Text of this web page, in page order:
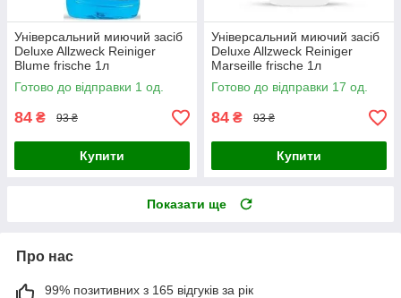
Універсальний миючий засіб
Deluxe Allzweck Reiniger
Blume frische 1л
Готово до відправки 1 од.
84 ₴ 93 ₴
Купити
Універсальний миючий засіб
Deluxe Allzweck Reiniger
Marseille frische 1л
Готово до відправки 17 од.
84 ₴ 93 ₴
Купити
Показати ще
Про нас
99% позитивних з 165 відгуків за рік